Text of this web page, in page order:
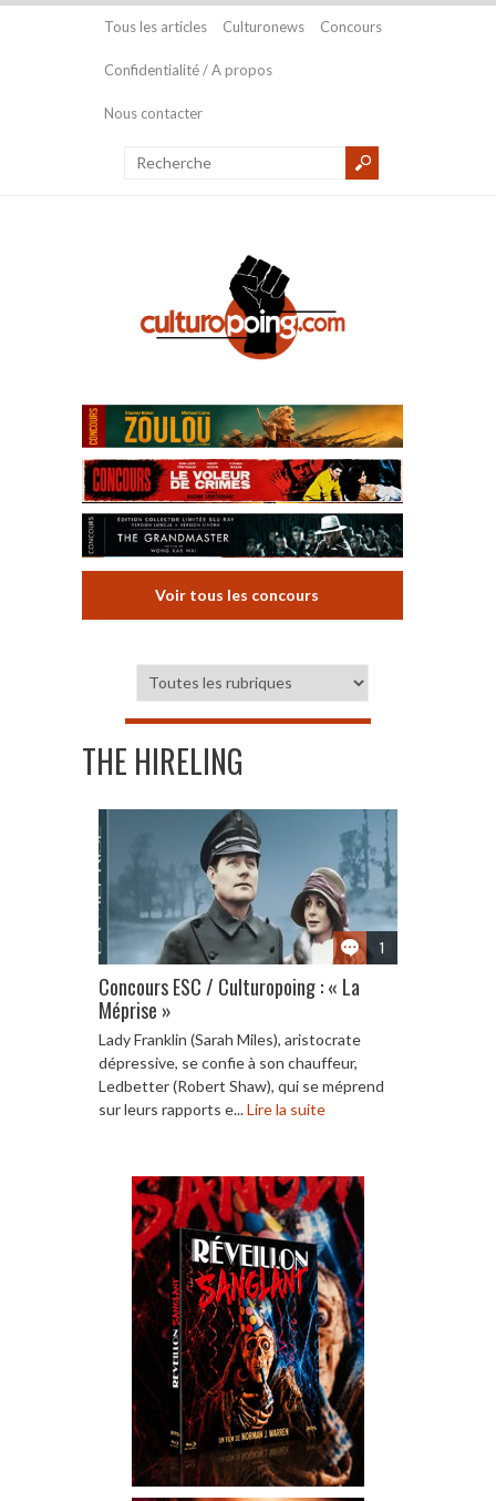
Tous les articles Culturonews Concours
Confidentialité / A propos
Nous contacter
Voir tous les concours
THE HIRELING
1
Concours ESC / Culturopoing : « La
Méprise »
Lady Franklin (Sarah Miles), aristocrate
dépressive, se confie à son chauffeur,
Ledbetter (Robert Shaw), qui se méprend
sur leurs rapports e...Lire la suite